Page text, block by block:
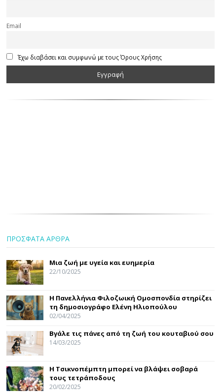
Email
Έχω διαβάσει και συμφωνώ με τους Όρους Χρήσης
ΠΡΟΣΦΑΤΑ ΑΡΘΡΑ
Μια ζωή με υγεία και ευημερία
22/10/2025
Η Πανελλήνια Φιλοζωική Ομοσπονδία στηρίζει
τη δημοσιογράφο Ελένη Ηλιοπούλου
02/04/2025
Βγάλε τις πάνες από τη ζωή του κουταβιού σου
14/03/2025
Η Τσικνοπέμπτη μπορεί να βλάψει σοβαρά
τους τετράποδους
20/02/2025